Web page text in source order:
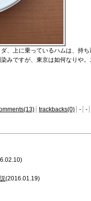
、上に乗っているハムは、持
みですが、東京は如何なりや。
trackbacks(0) - -
(2016.01.19)